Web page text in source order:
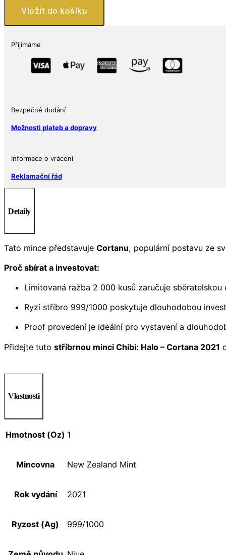
Chibi:
Cortana
Vložit do košíku
Přijímáme
Bezpečné dodání
Možnosti plateb a dopravy
Informace o vrácení
Reklamační řád
Detaily
Tato mince představuje Cortanu, populární postavu ze
Proč sbírat a investovat:
Limitovaná ražba 2 000 kusů zaručuje sběratelskou
Ryzí stříbro 999/1000 poskytuje dlouhodobou
Proof provedení je ideální pro vystavení a
Přidejte tuto stříbrnou minci Chibi: Halo – Cortana 2021
Vlastnosti
Hmotnost (Oz) 1
Mincovna New Zealand Mint
Rok vydání 2021
Ryzost (Ag) 999/1000